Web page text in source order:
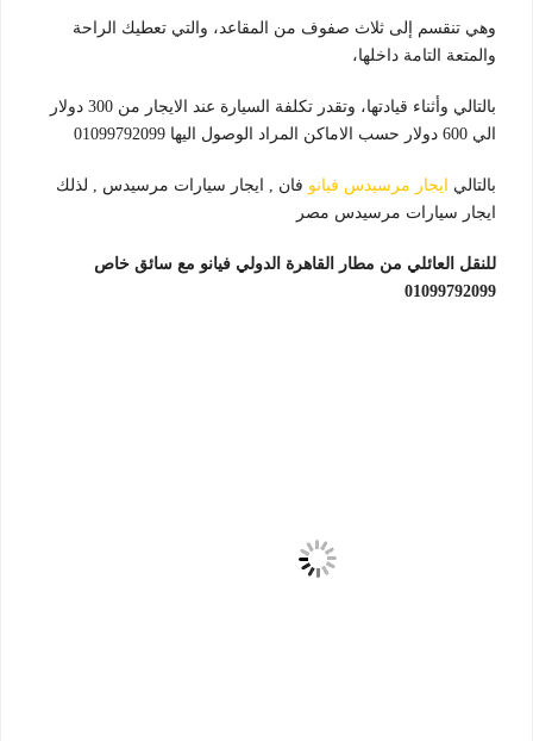
وهي تنقسم إلى ثلاث صفوف من المقاعد، والتي تعطيك الراحة
والمتعة التامة داخلها،
بالتالي وأثناء قيادتها، وتقدر تكلفة السيارة عند الايجار من 300 دولار
الي 600 دولار حسب الاماكن المراد الوصول اليها 01099792099
بالتالي ايجار مرسيدس فيانو فان , ايجار سيارات مرسيدس , لذلك
ايجار سيارات مرسيدس مصر
للنقل العائلي من مطار القاهرة الدولي فيانو مع سائق خاص
01099792099